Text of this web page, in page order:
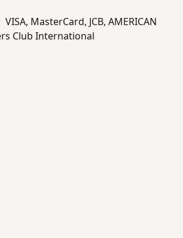
MasterCard, JCB, AMERICAN
Club International